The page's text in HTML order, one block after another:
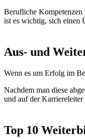
Berufliche Kompetenzen
ist es wichtig, sich einen
Aus- und
Wenn es um Erfolg im
Nachdem man diese
und auf der Karriereleiter
Top 10